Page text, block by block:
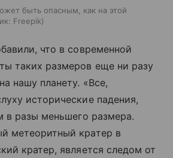
быть опасным, как на этой
Freepik
что в современной
таких размеров еще ни разу
нашу планету. «Все,
исторические падения,
в разы меньшего размера.
метеоритный кратер в
кратер, является следом от